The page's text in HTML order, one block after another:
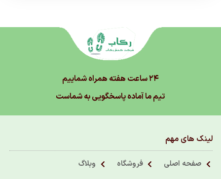
۲۴ ساعت هفته همراه شماییم
تیم ما آماده پاسخگویی به شماست
لینک های مهم
صفحه اصلی فروشگاه
وبلاگ